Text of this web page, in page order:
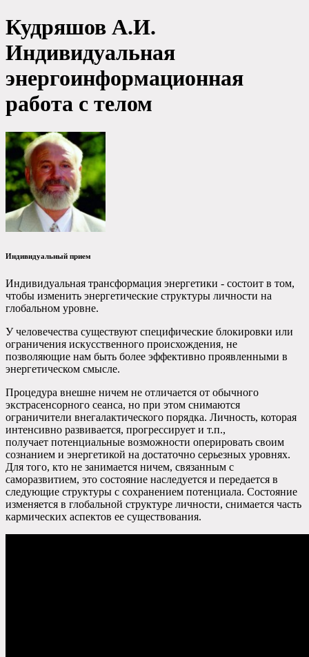
Кудряшов А.И.
Индивидуальная
энергоинформационная
работа с телом
Индивидуальный прием
Индивидуальная трансформация энергетики - состоит в том,
чтобы изменить энергетические структуры личности на
глобальном уровне.
У человечества существуют специфические блокировки или
ограничения искусственного происхождения, не
позволяющие нам быть более эффективно проявленными в
энергетическом смысле.
Процедура внешне ничем не отличается от обычного
экстрасенсорного сеанса, но при этом снимаются
ограничители внегалактического порядка. Личность, которая
интенсивно развивается, прогрессирует и т.п.,
получает потенциальные возможности оперировать своим
сознанием и энергетикой на достаточно серьезных уровнях.
Для того, кто не занимается ничем, связанным с
саморазвитием, это состояние наследуется и передается в
следующие структуры с сохранением потенциала. Состояние
изменяется в глобальной структуре личности, снимается часть
кармических аспектов ее существования.